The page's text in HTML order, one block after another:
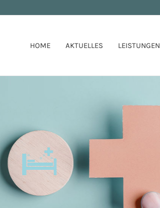
HOME AKTUELLES LEISTUNGEN